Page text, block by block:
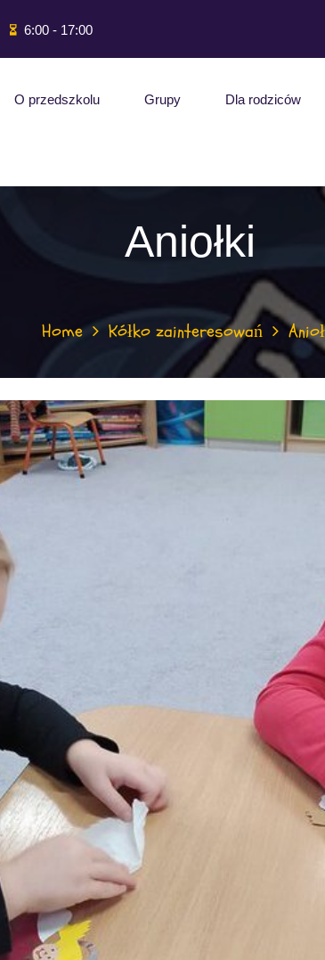
6:00 - 17:00
O przedszkolu Grupy Dla rodziców
Aniołki
Home Kółko zainteresowań